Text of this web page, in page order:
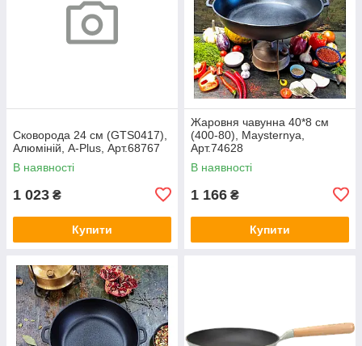
Сковорода 24 см (GTS0417),
Алюміній, A-Plus, Арт.68767
В наявності
1 023 ₴
Купити
Жаровня чавунна 40*8 см
(400-80), Maysternya,
Арт.74628
В наявності
1 166 ₴
Купити